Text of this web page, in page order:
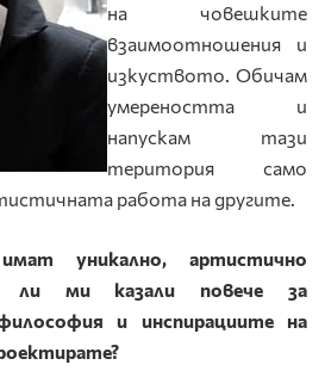
на човешките
взаимоотношения и
изкуството. Обичам
умереността и
напускам тази
територия само
работа на другите.
т уникално, артистично
ли ми казали повече за
и инспирациите на